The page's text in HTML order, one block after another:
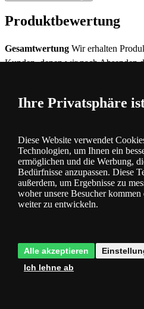
Produktbewertung
Gesamtwertung Wir erhalten
Kunden, denen wir nach Absenden
0 %
Bisher hat noch niemand das
Produktkategorie
Ihre Privatsphäre
Diese Website verwendet
Technologien, um Ihnen ein
ermöglichen und die Werbung,
Bedürfnisse anzupassen. Diese
außerdem, um Ergebnisse zu
woher unsere Besucher kommen
weiter zu entwickeln.
Alle akzeptieren
Ich lehne ab